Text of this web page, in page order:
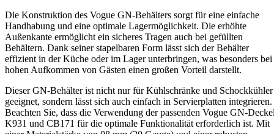
Die Konstruktion des Vogue GN-Behälters sorgt für eine einfache
Handhabung und eine optimale Lagermöglichkeit. Die erhöhte
Außenkante ermöglicht ein sicheres Tragen auch bei gefüllten
Behältern. Dank seiner stapelbaren Form lässt sich der Behälter
effizient in der Küche oder im Lager unterbringen, was besonders bei
hohen Aufkommen von Gästen einen großen Vorteil darstellt.
Dieser GN-Behälter ist nicht nur für Kühlschränke und Schockkühler
geeignet, sondern lässt sich auch einfach in Servierplatten integrieren.
Beachten Sie, dass die Verwendung der passenden Vogue GN-
K931 und CB171 für die optimale Funktionalität erforderlich ist. Mit